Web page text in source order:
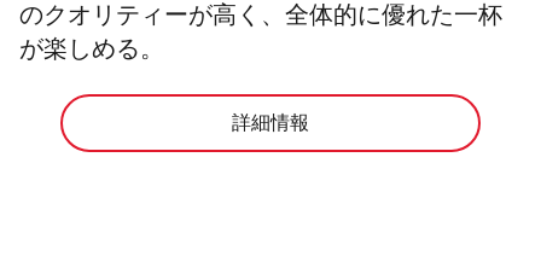
のクオリティーが高く、全体的に優れた一杯
が楽しめる。
詳細情報